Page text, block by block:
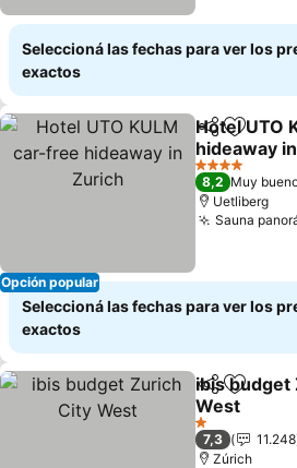
Seleccioná las fechas para ver los
exactos
Opción popular
Compartir
Añadir
Hotel UTO
hideaway
Ver precios
4 Estrellas
8,2 Muy
Uetliberg
Sauna
Seleccioná las fechas para ver los
exactos
Compartir
Añadir
ibis budget
West
Ver precios
1 Estrellas
7,3
11.248
Zúrich